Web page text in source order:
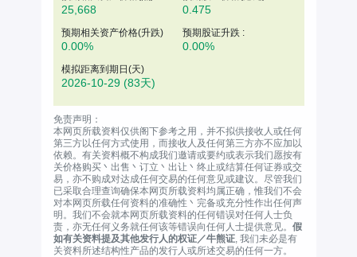
25,668 0.475
预期相关资产价格(升跌)
0.00%
预期股证升跌 :
0.00%
模拟距离到期日(天)
2026-10-29 (83天)
免责声明：
本网页所载资料仅供阁下参考之用，并不拟供接收人或任何
第三方以任何方式使用，而接收人及任何第三方亦不应加以
依赖。有关资料概不构成我们邀请或要约或表示我们愿按有
关价格购买丶出售丶订立丶出让丶终止或结算任何证券或交
易，亦不购成对达成任何交易的任何意见或建议。尽管我们
已采取合理查询确保本网页所载资料均属正确，惟我们不会
对本网页所载任何资料的准确性丶完备或充分性作出任何声
明。我们不会就本网页所载资料的任何错误对任何人士负
责，亦无任何义务就任何该等错误向任何人士提供意见。 假
如有关资料提及其他发行人的权证／牛熊证, 我们未必是有
关资料所述结构性产品的发行人或所述交易的任何一方。